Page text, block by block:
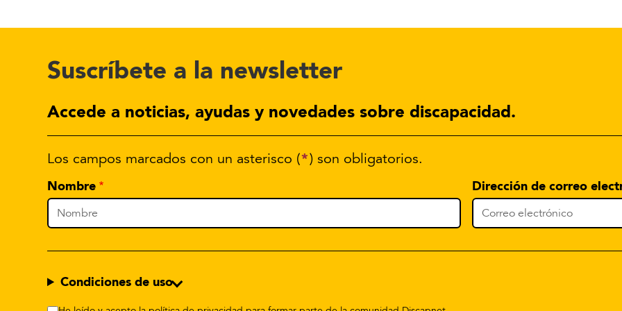
Suscríbete a la newsletter
Accede a noticias, ayudas y novedades sobre discapacidad.
Los campos marcados con un asterisco (*) son obligatorios.
Nombre Dirección de correo
Condiciones de uso